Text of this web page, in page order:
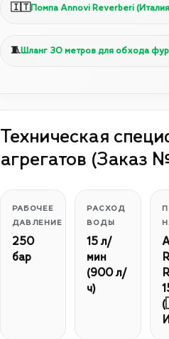
🇮🇹Помпа Annovi Reverberi
🧵Шланг 30 метров для обхода
Техническая
агрегатов (Заказ
РАБОЧЕЕ
ДАВЛЕНИЕ
250
бар
РАСХОД
ВОДЫ
15 л/
мин
(900 л/
ч)